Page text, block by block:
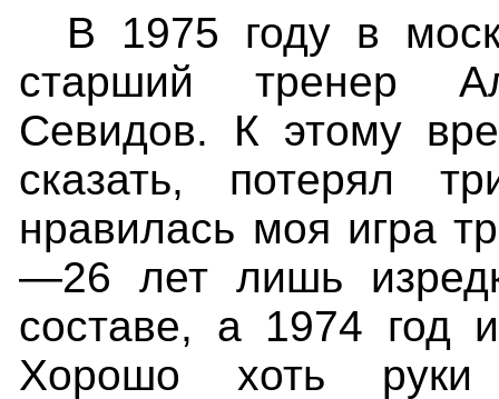
В 1975 году в
старший тренер
Севидов. К этому
сказать, потерял
нравилась моя игра
—26 лет лишь
составе, а 1974 год
Хорошо хоть руки